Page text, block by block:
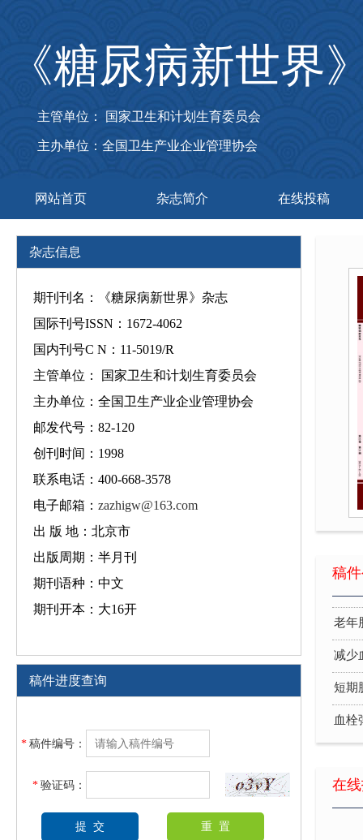
《糖尿病新世界
主管单位： 国家卫生和计划生育委员会
主办单位：全国卫生产业企业管理协会
网站首页 杂志简介 在线投稿
稿
短
血
妊
老年
老年
减少
短期
血栓
妊娠
在
杂志信息
期刊刊名：《糖尿病新世界》杂志
国际刊号ISSN：1672-4062
国内刊号C N：11-5019/R
主管单位： 国家卫生和计划生育委员会
主办单位：全国卫生产业企业管理协会
邮发代号：82-120
创刊时间：1998
联系电话：400-668-3578
电子邮箱： zazhigw@163.com
出 版 地：北京市
出版周期：半月刊
期刊语种：中文
期刊开本：大16开
稿件进度查询
* 稿件编号：
* 验证码：